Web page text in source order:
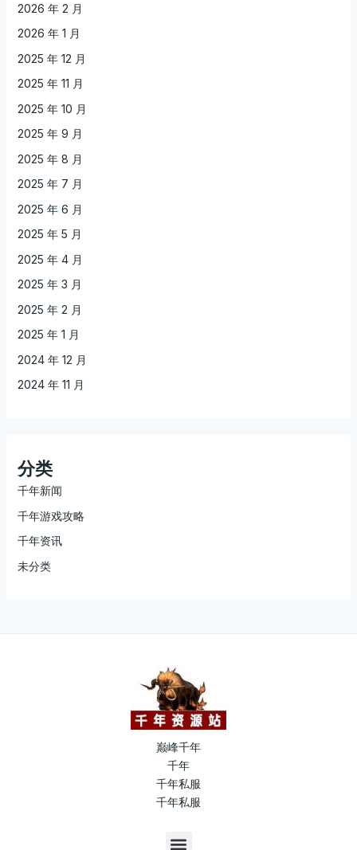
2026 年 2 月
2026 年 1 月
2025 年 12 月
2025 年 11 月
2025 年 10 月
2025 年 9 月
2025 年 8 月
2025 年 7 月
2025 年 6 月
2025 年 5 月
2025 年 4 月
2025 年 3 月
2025 年 2 月
2025 年 1 月
2024 年 12 月
2024 年 11 月
分类
千年新闻
千年游戏攻略
千年资讯
未分类
巅峰千年
千年
千年私服
千年私服
M